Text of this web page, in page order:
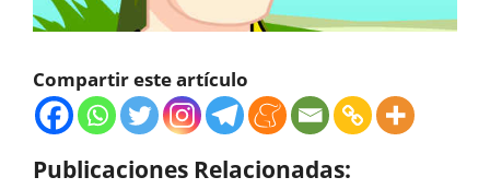
Compartir este artículo
Publicaciones Relacionadas: